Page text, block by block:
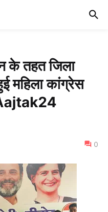
के तहत जिला
महिला कांग्रेस
0